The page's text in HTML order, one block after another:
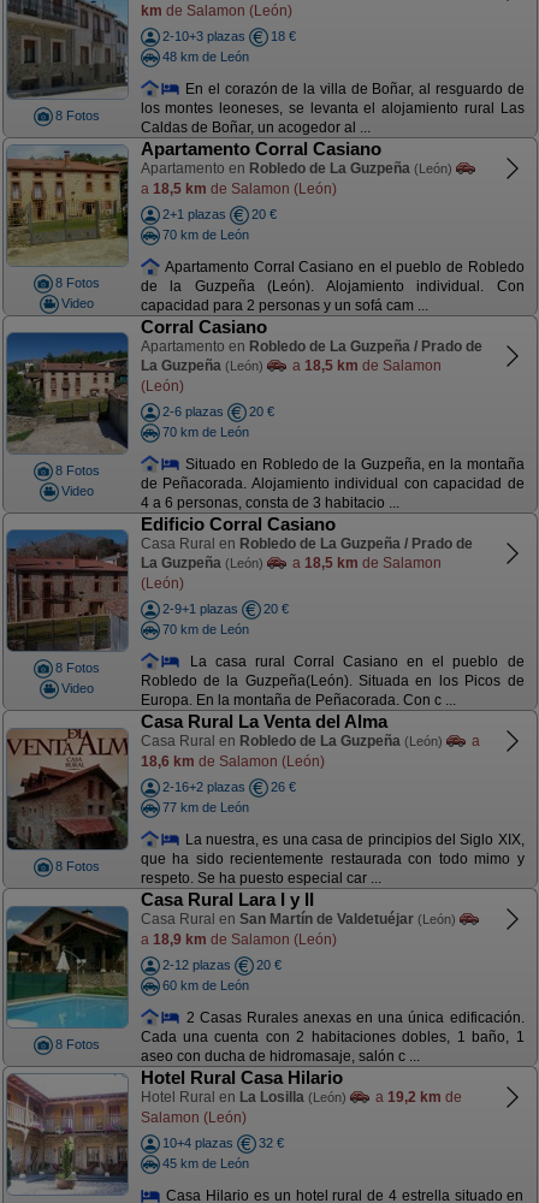
8 Fotos
km de Salamon (León)
2-10+3 plazas
18 €
48 km de León
En el corazón de la villa de Boñar, al resguardo de
los montes leoneses, se levanta el alojamiento rural Las
Caldas de Boñar, un acogedor al ...
8 Fotos
Video
Apartamento Corral Casiano
Apartamento en Robledo de La Guzpeña (León)
a 18,5 km de Salamon (León)
2+1 plazas
20 €
70 km de León
Apartamento Corral Casiano en el pueblo de Robledo
de la Guzpeña (León). Alojamiento individual. Con
capacidad para 2 personas y un sofá cam ...
8 Fotos
Video
Corral Casiano
Apartamento en Robledo de La Guzpeña / Prado de
La Guzpeña (León) a 18,5 km de Salamon
(León)
2-6 plazas
20 €
70 km de León
Situado en Robledo de la Guzpeña, en la montaña
de Peñacorada. Alojamiento individual con capacidad de
4 a 6 personas, consta de 3 habitacio ...
8 Fotos
Video
Edificio Corral Casiano
Casa Rural en Robledo de La Guzpeña / Prado de
La Guzpeña (León) a 18,5 km de Salamon
(León)
2-9+1 plazas
20 €
70 km de León
La casa rural Corral Casiano en el pueblo de
Robledo de la Guzpeña(León). Situada en los Picos de
Europa. En la montaña de Peñacorada. Con c ...
8 Fotos
Casa Rural La Venta del Alma
Casa Rural en Robledo de La Guzpeña (León)
a
18,6 km de Salamon (León)
2-16+2 plazas
26 €
77 km de León
La nuestra, es una casa de principios del Siglo XIX,
que ha sido recientemente restaurada con todo mimo y
respeto. Se ha puesto especial car ...
8 Fotos
Casa Rural Lara I y II
Casa Rural en San Martín de Valdetuéjar (León)
a 18,9 km de Salamon (León)
2-12 plazas
20 €
60 km de León
2 Casas Rurales anexas en una única edificación.
Cada una cuenta con 2 habitaciones dobles, 1 baño, 1
aseo con ducha de hidromasaje, salón c ...
Hotel Rural Casa Hilario
Hotel Rural en La Losilla (León) a 19,2 km de
Salamon (León)
10+4 plazas
32 €
45 km de León
Casa Hilario es un hotel rural de 4 estrella situado en